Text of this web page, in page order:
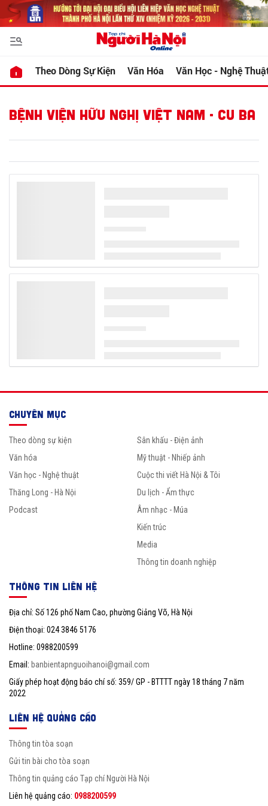
Theo Dòng Sự Kiện Văn Hóa Văn Học - Nghệ
BỆNH VIỆN HỮU NGHỊ VIỆT NAM - CU BA
CHUYÊN MỤC
Theo dòng sự kiện
Văn hóa
Văn học - Nghệ thuật
Thăng Long - Hà Nội
Podcast
Sân khấu - Điện ảnh
Mỹ thuật - Nhiếp ảnh
Cuộc thi viết Hà Nội & Tôi
Du lịch - Ẩm thực
Âm nhạc - Múa
Kiến trúc
Media
Thông tin doanh nghiệp
THÔNG TIN LIÊN HỆ
Địa chỉ: Số 126 phố Nam Cao, phường Giảng Võ, Hà Nội
Điện thoại: 024 3846 5176
Hotline: 0988200599
Email: banbientapnguoihanoi@gmail.com
Giấy phép hoạt động báo chí số: 359/ GP - BTTTT ngày 18 tháng 7 năm
2022
LIÊN HỆ QUẢNG CÁO
Thông tin tòa soạn
Gửi tin bài cho tòa soạn
Thông tin quảng cáo Tạp chí Người Hà Nội
Liên hệ quảng cáo: 0988200599